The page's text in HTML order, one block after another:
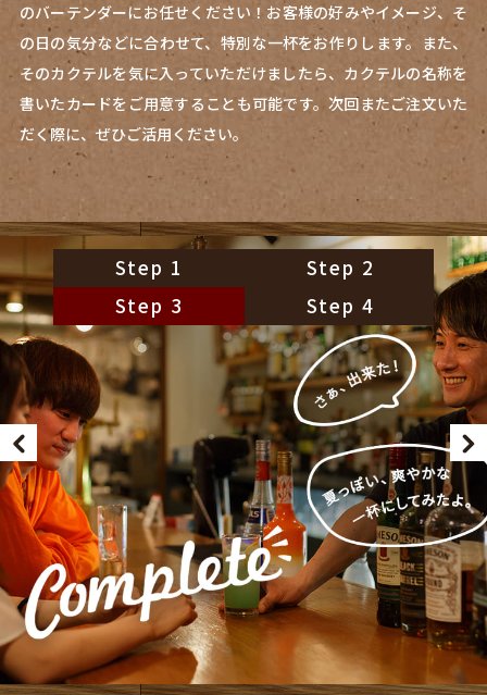
のバーテンダーにお任せください！お客様の好みやイメージ、そ
の日の気分などに合わせて、特別な一杯をお作りします。また、
そのカクテルを気に入っていただけましたら、カクテルの名称を
書いたカードをご用意することも可能です。次回またご注文いた
だく際に、ぜひご活用ください。
Step 1
Step 2
Step 3
Step 4